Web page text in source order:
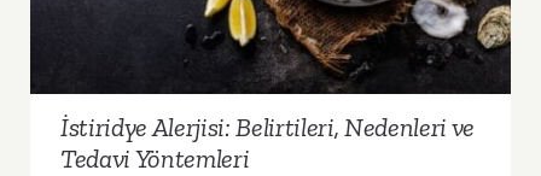
İstiridye Alerjisi: Belirtileri, Nedenleri ve
Tedavi Yöntemleri